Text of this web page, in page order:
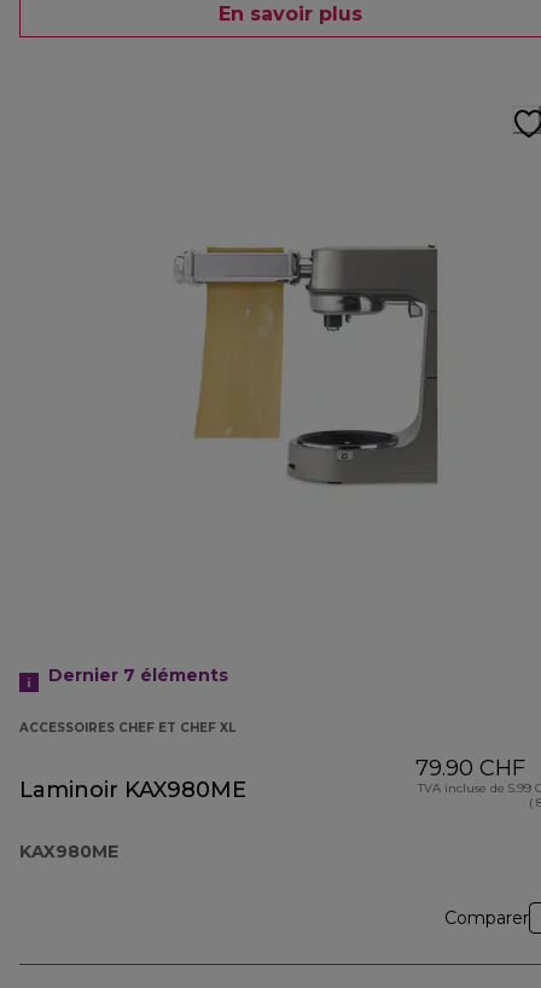
En savoir plus
Dernier 7 éléments
ACCESSOIRES CHEF ET CHEF XL
Laminoir KAX980ME
KAX980ME
79.90 CHF
TVA incluse de 5.99
(
Comparer